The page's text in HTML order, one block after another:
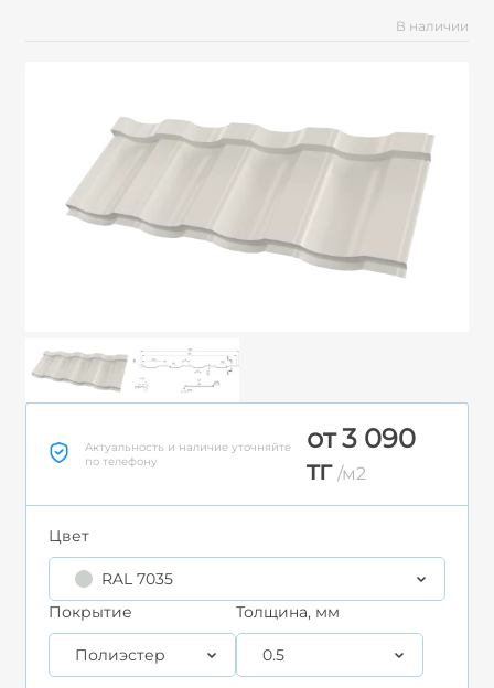
В наличии
Актуальность и наличие уточняйте
по телефону
от 3 090
тг /м2
Цвет
RAL 7035
Покрытие
Полиэстер
Толщина, мм
0.5